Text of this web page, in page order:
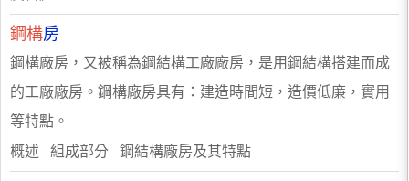
鋼構房
鋼構廠房，又被稱為鋼結構工廠廠房，是用鋼結構搭建而成
的工廠廠房。鋼構廠房具有：建造時間短，造價低廉，實用
等特點。
概述 組成部分 鋼結構廠房及其特點